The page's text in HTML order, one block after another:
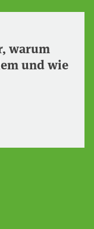
warum
und wie